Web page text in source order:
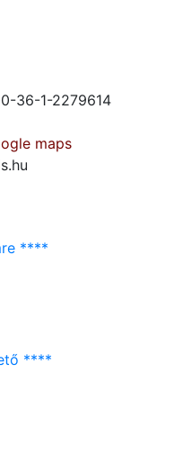
36-1-2279614
maps
****
****